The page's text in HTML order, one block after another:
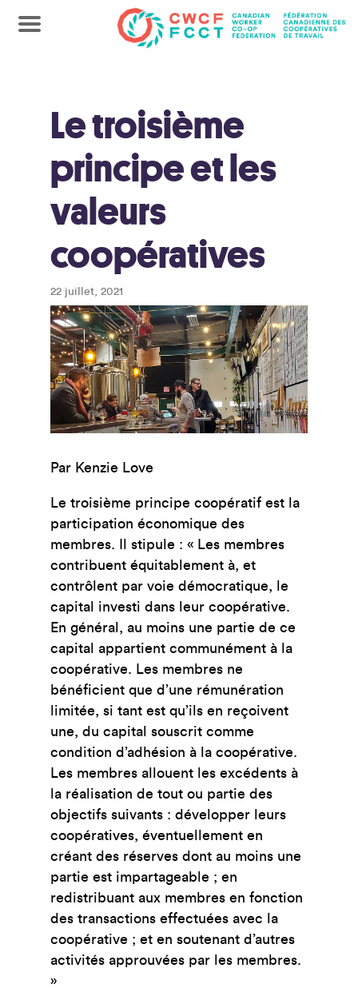
Le troisième
principe et les
valeurs
coopératives
22 juillet, 2021
Par Kenzie Love
Le troisième principe coopératif est la
participation économique des
membres. Il stipule : « Les membres
contribuent équitablement à, et
contrôlent par voie démocratique, le
capital investi dans leur coopérative.
En général, au moins une partie de ce
capital appartient communément à la
coopérative. Les membres ne
bénéficient que d’une rémunération
limitée, si tant est qu’ils en reçoivent
une, du capital souscrit comme
condition d’adhésion à la coopérative.
Les membres allouent les excédents à
la réalisation de tout ou partie des
objectifs suivants : développer leurs
coopératives, éventuellement en
créant des réserves dont au moins une
partie est impartageable ; en
redistribuant aux membres en fonction
des transactions effectuées avec la
coopérative ; et en soutenant d’autres
activités approuvées par les membres.
»